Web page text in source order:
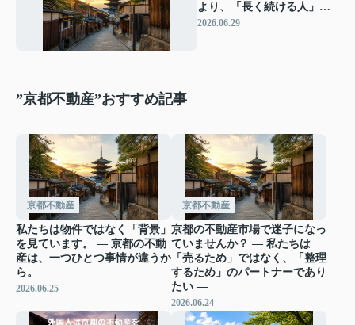
より、「長く続ける人」が
最後に残る。 ― 京都の街
2026.06.29
”京都不動産”おすすめ記事
京都不動産
私たちは物件ではなく「背景」
を見ています。 ― 京都の不動
産は、一つひとつ事情が違うか
ら。―
2026.06.25
京都不動産
京都の不動産市場で迷子になっ
ていませんか？ ― 私たちは
「売るため」ではなく、「整理
するため」のパートナーであり
たい ―
2026.06.24